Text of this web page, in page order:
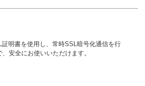
明書を使用し、常時SSL暗号化通信を行
安全にお使いいただけます。